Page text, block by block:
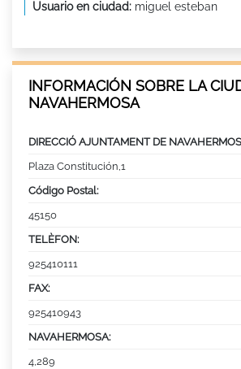
Usuario en ciudad: miguel esteban
INFORMACIÓN SOBRE LA
NAVAHERMOSA
DIRECCIÓ AJUNTAMENT DE
Plaza Constitución,1
Código Postal:
45150
TELÈFON:
925410111
FAX:
925410943
NAVAHERMOSA:
4,289